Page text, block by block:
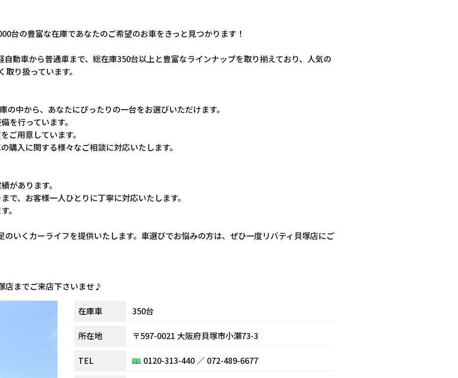
台の豊富な在庫であなたのご希望のお車をきっと見つかります！
動車から普通車まで、総在庫350台以上と豊富なラインナップを取り揃えており、人気の
り扱っています。
中から、あなたにぴったりの一台をお選びいただけます。
を行っています。
ご用意しています。
購入に関する様々なご相談に対応いたします。
があります。
で、お客様一人ひとりに丁寧に対応いたします。
。
いくカーライフを提供いたします。車選びでお悩みの方は、ぜひ一度リバティ貝塚店にご
店までご来店下さいませ♪
在庫車 350台
所在地 〒597-0021 大阪府貝塚市小瀬73-3
TEL 0120-313-440／ 072-489-6677